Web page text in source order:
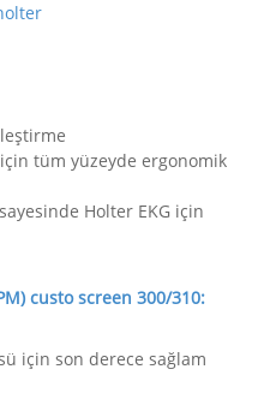
tüm yüzeyde ergonomik
Holter EKG için
custo screen 300/310:
için son derece sağlam